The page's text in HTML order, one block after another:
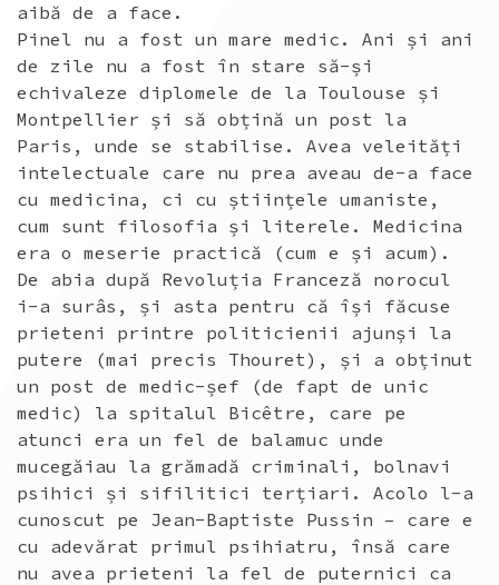
aibă de a face.
Pinel nu a fost un mare medic. Ani și ani
de zile nu a fost în stare să-și
echivaleze diplomele de la Toulouse și
Montpellier și să obțină un post la
Paris, unde se stabilise. Avea veleități
intelectuale care nu prea aveau de-a face
cu medicina, ci cu științele umaniste,
cum sunt filosofia și literele. Medicina
era o meserie practică (cum e și acum).
De abia după Revoluția Franceză norocul
i-a surâs, și asta pentru că își făcuse
prieteni printre politicienii ajunși la
putere (mai precis Thouret), și a obținut
un post de medic-șef (de fapt de unic
medic) la spitalul Bicêtre, care pe
atunci era un fel de balamuc unde
mucegăiau la grămadă criminali, bolnavi
psihici și sifilitici terțiari. Acolo l-a
cunoscut pe Jean-Baptiste Pussin – care e
cu adevărat primul psihiatru, însă care
nu avea prieteni la fel de puternici ca